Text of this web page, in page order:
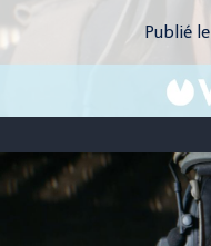
Publié le